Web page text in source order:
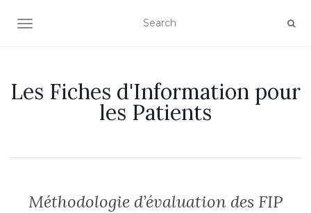
OUVRIR/FERMER LA NAVIGATION
Les Fiches d'Information pour
les Patients
Méthodologie d’évaluation des FIP